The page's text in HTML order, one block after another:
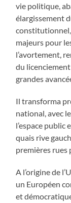
vie politique,
élargissement
constitutionnel,
majeurs pour
l’avortement,
du
grandes
Il transforma
national, avec
l’espace
quais rive
premières rues
A l’origine de
un Européen
et